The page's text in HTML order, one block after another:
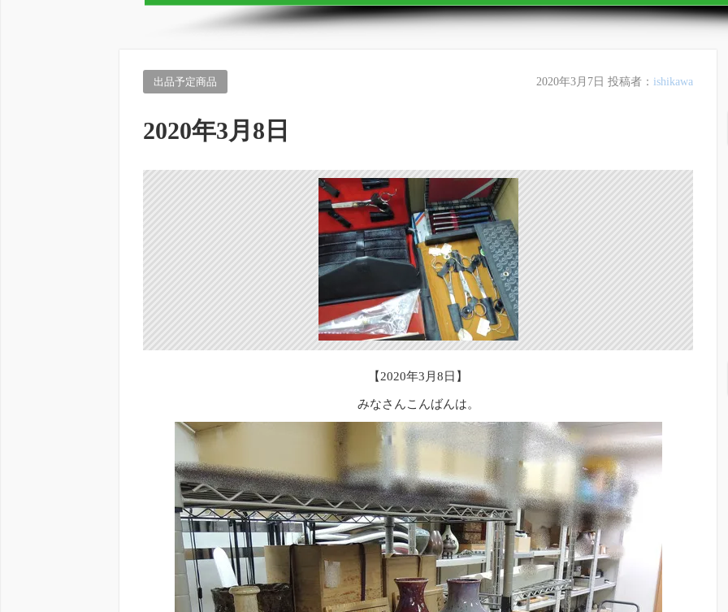
出品予定商品 2020年3月7日 投稿者： ishikawa
2020年3月8日
【2020年3月8日】
みなさんこんばんは。